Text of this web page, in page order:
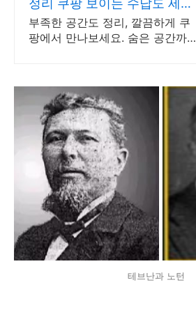
정리 쿠팡 보이는 수납도 세련
되게
부족한 공간도 정리, 깔끔하게 쿠
팡에서 만나보세요. 숨은 공간까지
테브난과 노턴